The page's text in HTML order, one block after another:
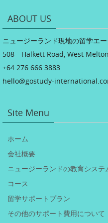
ABOUT US
ニュージーランド現地の留学エ
508 Halkett Road, West
+64 276 666 3883
hello@gostudy-
Site Menu
ホーム
会社概要
ニュージーランドの教育システ
コース
留学サポートプラン
その他のサポート費用について